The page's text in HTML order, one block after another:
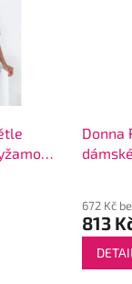
Donna
672 Kč
813
DETAIL